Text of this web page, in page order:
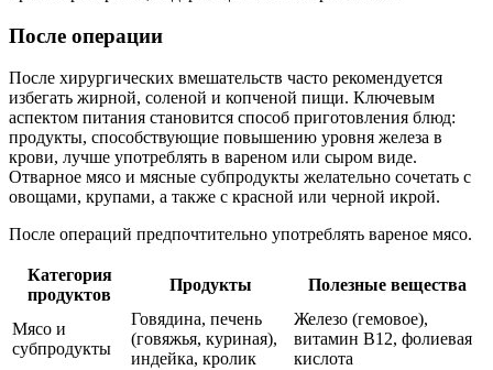
После операции
После хирургических вмешательств часто рекомендуется
избегать жирной, соленой и копченой пищи. Ключевым
аспектом питания становится способ приготовления блюд:
продукты, способствующие повышению уровня железа в
крови, лучше употреблять в вареном или сыром виде.
Отварное мясо и мясные субпродукты желательно сочетать с
овощами, крупами, а также с красной или черной икрой.
После операций предпочтительно употреблять вареное мясо.
Категория
продуктов
Продукты Полезные вещества
Мясо и
субпродукты
Говядина, печень
(говяжья, куриная),
индейка, кролик
Железо (гемовое),
витамин B12, фолиевая
кислота